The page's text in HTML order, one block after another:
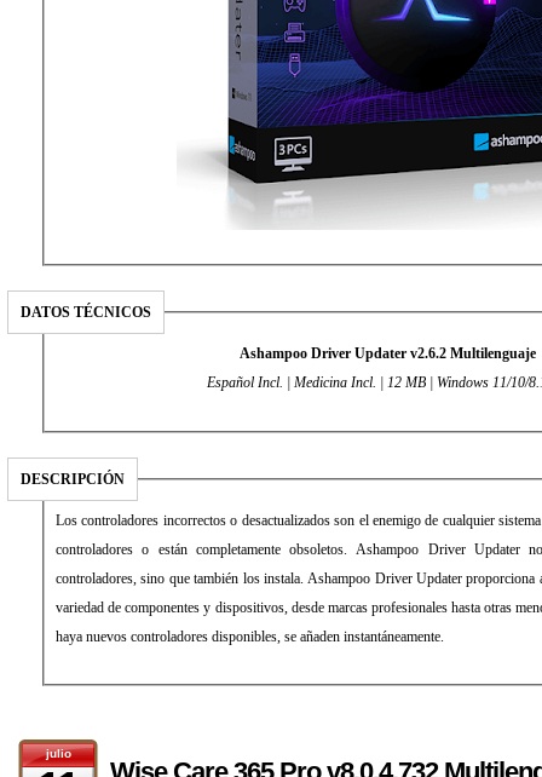
DATOS TÉCNICOS
Ashampoo Driver Updater v2.6.2 Multilenguaje
Español Incl. | Medicina Incl. | 12 MB | Windows 11/10/
DESCRIPCIÓN
Los controladores incorrectos o desactualizados son el enemigo de cualquier
controladores o están completamente obsoletos. Ashampoo Driver Updater
controladores, sino que también los instala. Ashampoo Driver Updater proporciona
variedad de componentes y dispositivos, desde marcas profesionales hasta otras
haya nuevos controladores disponibles, se añaden instantáneamente.
julio